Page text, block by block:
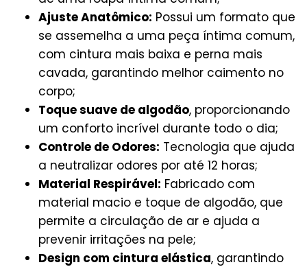
Ajuste Anatômico: Possui um formato que
se assemelha a uma peça íntima comum,
com cintura mais baixa e perna mais
cavada, garantindo melhor caimento no
corpo;
Toque suave de algodão, proporcionando
um conforto incrível durante todo o dia;
Controle de Odores: Tecnologia que ajuda
a neutralizar odores por até 12 horas;
Material Respirável: Fabricado com
material macio e toque de algodão, que
permite a circulação de ar e ajuda a
prevenir irritações na pele;
Design com cintura elástica, garantindo